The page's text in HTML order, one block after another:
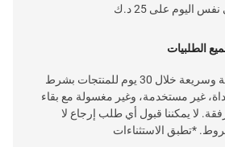
اليوم على 25 د.ك
الطلبيات
خدمة إرجاع سهلة وسريعة خلال 30 يوم للمنتجات بشرط
غير مستخدمة، وغير مغسولة مع بقاء
لا يمكننا قبول أي طلب إرجاع لا
*تطبق الاستثناءات